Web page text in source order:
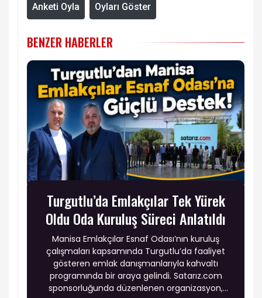
Anketi Oyla Oyları Göster
BENZER HABERLER
Turgutlu’da Emlakçılar Tek Yürek
Oldu Oda Kuruluş Süreci Anlatıldı
Manisa Emlakçılar Esnaf Odası’nın kuruluş
çalışmaları kapsamında Turgutlu’da faaliyet
gösteren emlak danışmanlarıyla kahvaltı
programında bir araya gelindi. Satarız.com
sponsorluğunda düzenlenen organizasyon,